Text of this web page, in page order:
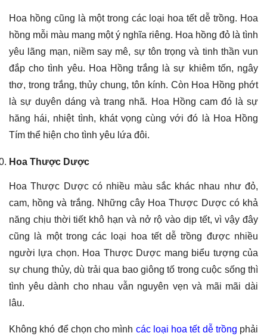
Hoa hồng cũng là một trong các loại hoa tết dễ trồng. Hoa
hồng mỗi màu mang một ý nghĩa riêng. Hoa hồng đỏ là tình
yêu lãng mạn, niềm say mê, sự tôn trọng và tinh thần vun
đắp cho tình yêu. Hoa Hồng trắng là sự khiêm tốn, ngây
thơ, trong trắng, thủy chung, tôn kính. Còn Hoa Hồng phớt
là sự duyên dáng và trang nhã. Hoa Hồng cam đó là sự
hăng hái, nhiệt tình, khát vọng cùng với đó là Hoa Hồng
Tím thể hiện cho tình yêu lứa đôi.
Hoa Thược Dược
Hoa Thược Dược có nhiều màu sắc khác nhau như đỏ,
cam, hồng và trắng. Những cây Hoa Thược Dược có khả
năng chịu thời tiết khô hạn và nở rộ vào dịp tết, vì vậy đây
cũng là một trong các loại hoa tết dễ trồng được nhiều
người lựa chọn. Hoa Thược Dược mang biểu tượng của
sự chung thủy, dù trải qua bao giông tố trong cuộc sống thì
tình yêu dành cho nhau vẫn nguyên vẹn và mãi mãi dài
lâu.
Không khó để chọn cho mình các loại hoa tết dễ trồng phải